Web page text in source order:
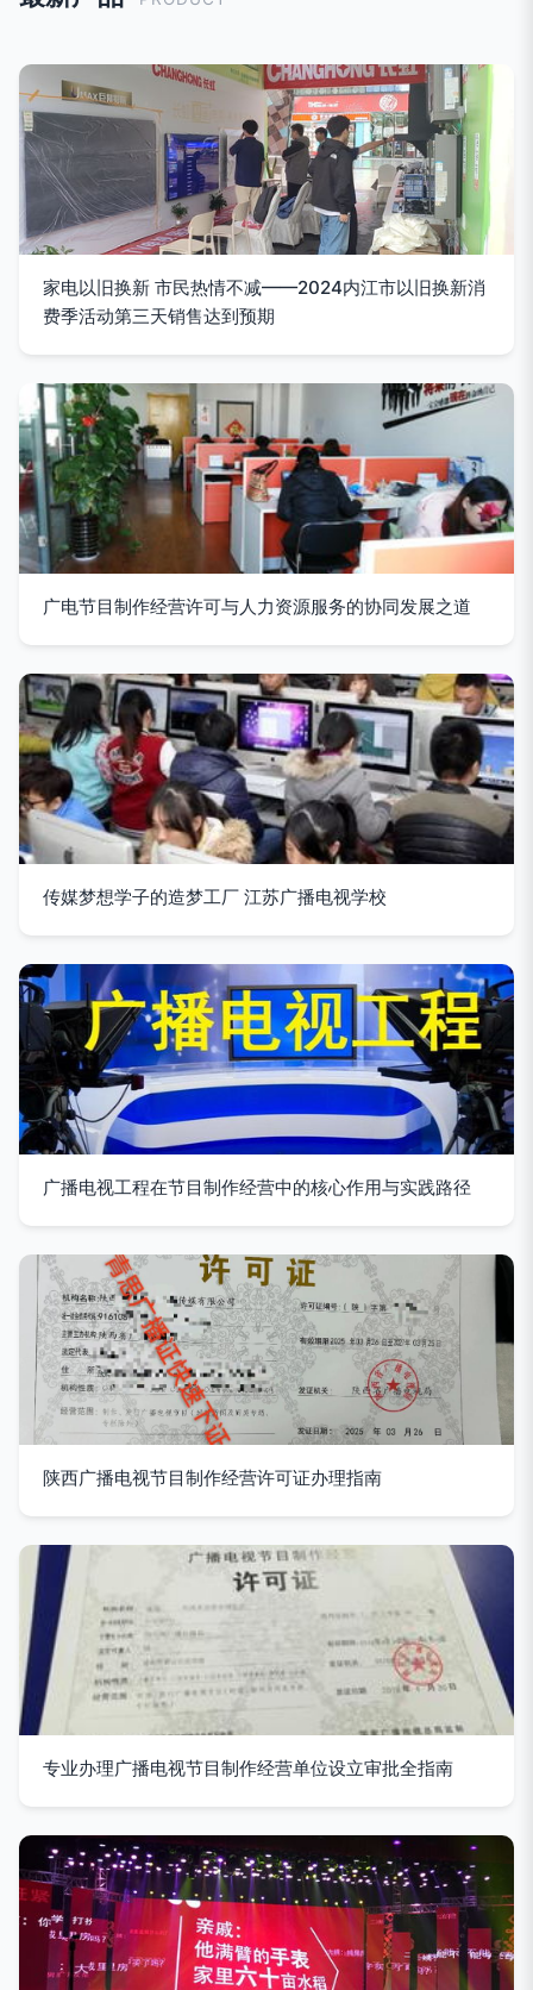
家电以旧换新 市民热情不减——2024内江市以旧换新消
费季活动第三天销售达到预期
广电节目制作经营许可与人力资源服务的协同发展之道
传媒梦想学子的造梦工厂 江苏广播电视学校
广播电视工程在节目制作经营中的核心作用与实践路径
陕西广播电视节目制作经营许可证办理指南
专业办理广播电视节目制作经营单位设立审批全指南